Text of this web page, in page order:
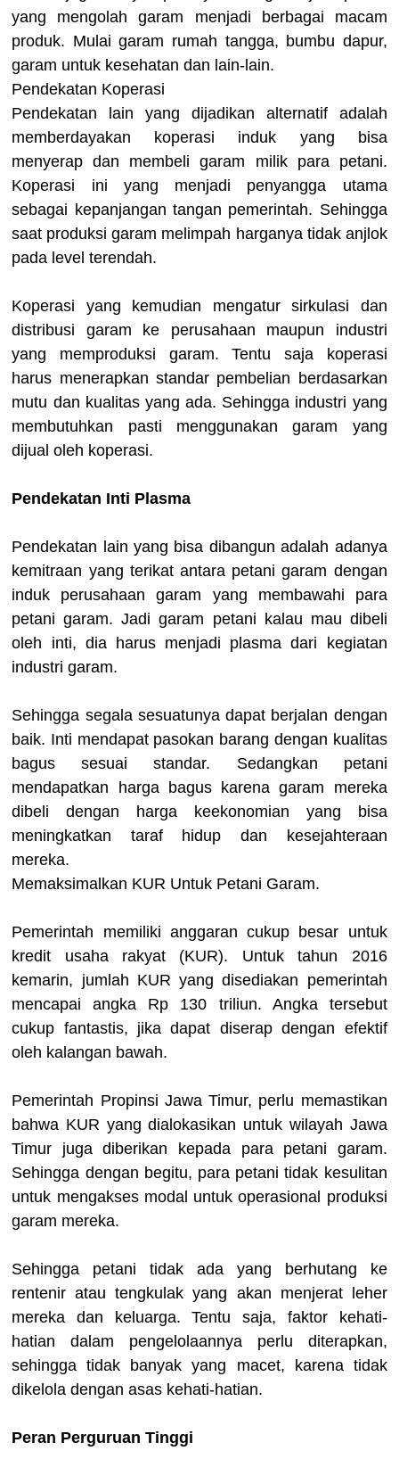
yang mengolah garam menjadi berbagai macam
produk. Mulai garam rumah tangga, bumbu dapur,
garam untuk kesehatan dan lain-lain.
Pendekatan Koperasi
Pendekatan lain yang dijadikan alternatif adalah
memberdayakan koperasi induk yang bisa
menyerap dan membeli garam milik para petani.
Koperasi ini yang menjadi penyangga utama
sebagai kepanjangan tangan pemerintah. Sehingga
saat produksi garam melimpah harganya tidak anjlok
pada level terendah.
Koperasi yang kemudian mengatur sirkulasi dan
distribusi garam ke perusahaan maupun industri
yang memproduksi garam. Tentu saja koperasi
harus menerapkan standar pembelian berdasarkan
mutu dan kualitas yang ada. Sehingga industri yang
membutuhkan pasti menggunakan garam yang
dijual oleh koperasi.
Pendekatan Inti Plasma
Pendekatan lain yang bisa dibangun adalah adanya
kemitraan yang terikat antara petani garam dengan
induk perusahaan garam yang membawahi para
petani garam. Jadi garam petani kalau mau dibeli
oleh inti, dia harus menjadi plasma dari kegiatan
industri garam.
Sehingga segala sesuatunya dapat berjalan dengan
baik. Inti mendapat pasokan barang dengan kualitas
bagus sesuai standar. Sedangkan petani
mendapatkan harga bagus karena garam mereka
dibeli dengan harga keekonomian yang bisa
meningkatkan taraf hidup dan kesejahteraan
mereka.
Memaksimalkan KUR Untuk Petani Garam.
Pemerintah memiliki anggaran cukup besar untuk
kredit usaha rakyat (KUR). Untuk tahun 2016
kemarin, jumlah KUR yang disediakan pemerintah
mencapai angka Rp 130 triliun. Angka tersebut
cukup fantastis, jika dapat diserap dengan efektif
oleh kalangan bawah.
Pemerintah Propinsi Jawa Timur, perlu memastikan
bahwa KUR yang dialokasikan untuk wilayah Jawa
Timur juga diberikan kepada para petani garam.
Sehingga dengan begitu, para petani tidak kesulitan
untuk mengakses modal untuk operasional produksi
garam mereka.
Sehingga petani tidak ada yang berhutang ke
rentenir atau tengkulak yang akan menjerat leher
mereka dan keluarga. Tentu saja, faktor kehati-
hatian dalam pengelolaannya perlu diterapkan,
sehingga tidak banyak yang macet, karena tidak
dikelola dengan asas kehati-hatian.
Peran Perguruan Tinggi